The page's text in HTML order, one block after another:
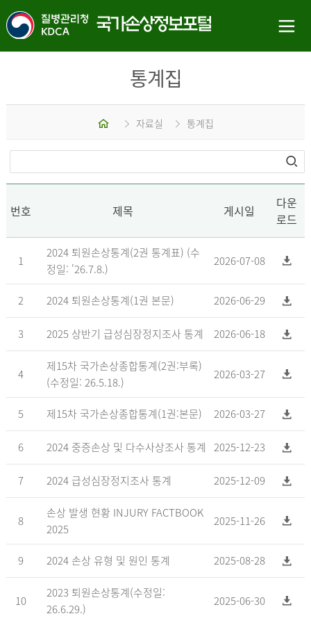
통계집
홈 자료실 통계집
번호 제목 게시일
다운
로드
1
2024 퇴원손상통계(2권 통계표) (수
정일: '26.7.8.)
2026-07-08
2 2024 퇴원손상통계(1권 본문) 2026-06-29
3 2025 상반기 급성심장정지조사 통계 2026-06-18
4
제15차 국가손상종합통계(2권:부록)
(수정일: 26.5.18.)
2026-03-27
5 제15차 국가손상종합통계(1권:본문) 2026-03-27
6 2024 중증손상 및 다수사상조사 통계 2025-12-23
7 2024 급성심장정지조사 통계 2025-12-09
8
손상 발생 현황 INJURY FACTBOOK
2025
2025-11-26
9 2024 손상 유형 및 원인 통계 2025-08-28
10
2023 퇴원손상통계(수정일:
26.6.29.)
2025-06-30